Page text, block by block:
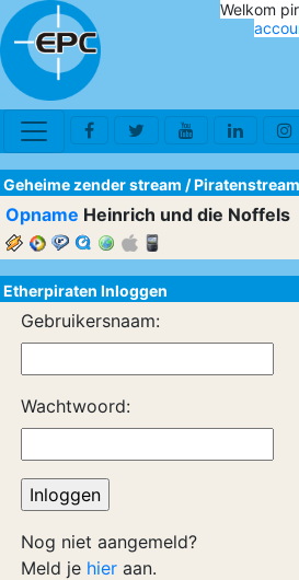
Welkom
Geheime zender stream /
Opname Heinrich und die Noffels
Etherpiraten Inloggen
Gebruikersnaam:
Wachtwoord:
Nog niet aangemeld?
Meld je hier aan.